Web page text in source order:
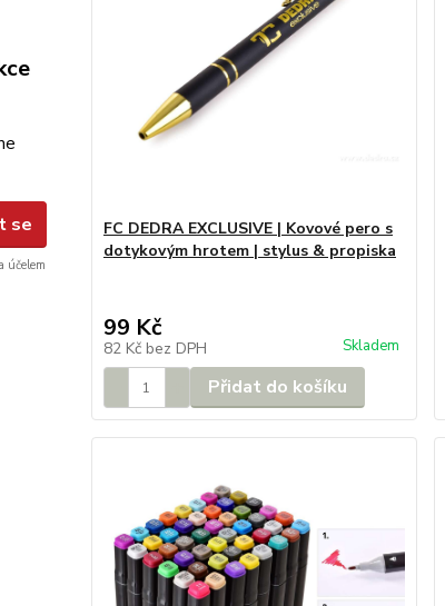
se
účelem
FC DEDRA EXCLUSIVE | Kovové pero s
dotykovým hrotem | stylus & propiska
99 Kč
82 Kč bez DPH Skladem
Přidat do košíku